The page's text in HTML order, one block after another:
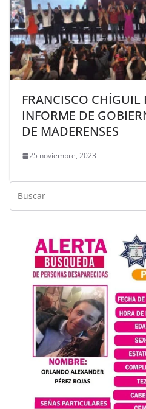
FRANCISCO CHÍGUIL
INFORME DE
DE MADERENSES
25 noviembre, 2023